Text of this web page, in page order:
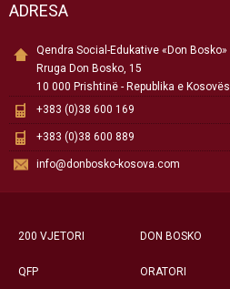
ADRESA
Qendra Social-Edukative «Don Bosko»
Rruga Don Bosko, 15
10 000 Prishtinë - Republika e Kosovës
+383 (0)38 600 169
+383 (0)38 600 889
info@donbosko-kosova.com
200 VJETORI DON BOSKO
QFP ORATORI